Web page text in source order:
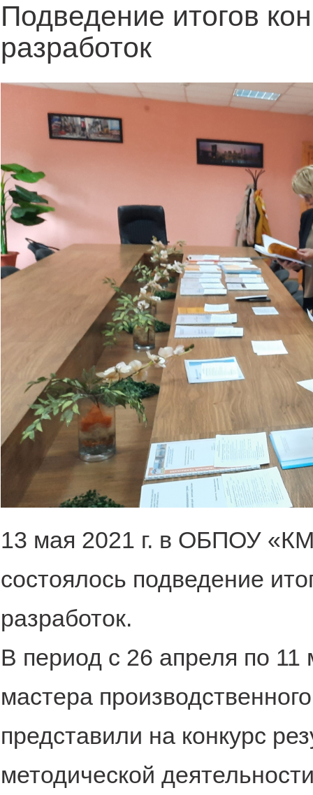
Подведение итогов
разработок
13 мая 2021 г. в ОБПОУ
состоялось подведение
разработок.
В период с 26 апреля по 11
мастера
представили на конкурс
методической